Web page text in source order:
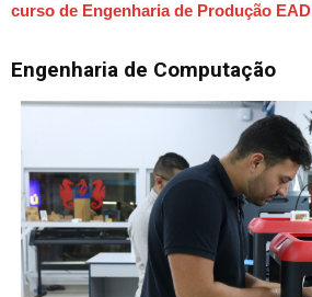
curso de Engenharia de Produção EAD
Engenharia de Computação